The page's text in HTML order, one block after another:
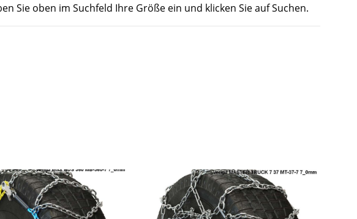
Sie oben im Suchfeld Ihre Größe ein und klicken Sie auf Suchen.